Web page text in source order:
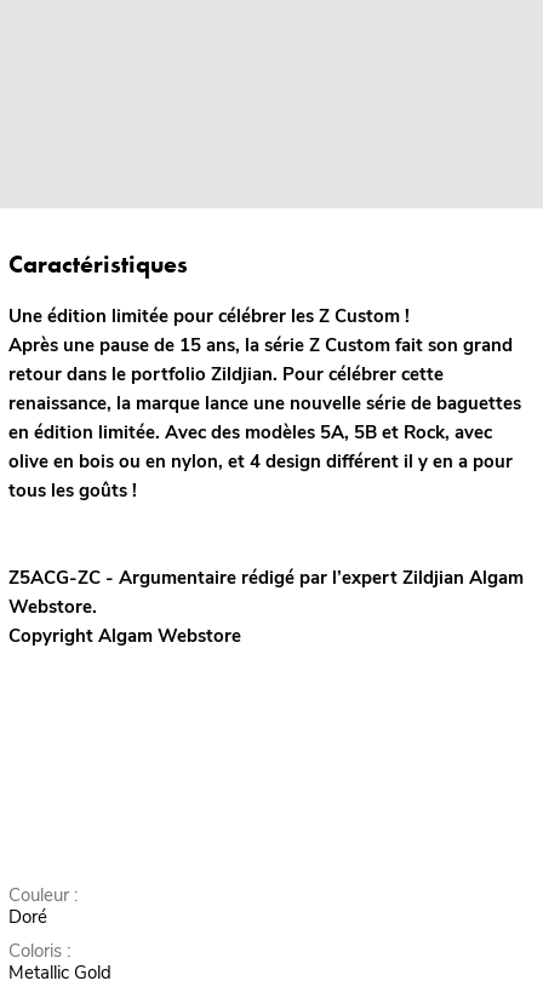
Caractéristiques
Une édition limitée pour célébrer les Z Custom !
Après une pause de 15 ans, la série Z Custom fait son grand
retour dans le portfolio Zildjian. Pour célébrer cette
renaissance, la marque lance une nouvelle série de baguettes
en édition limitée. Avec des modèles 5A, 5B et Rock, avec
olive en bois ou en nylon, et 4 design différent il y en a pour
tous les goûts !
Z5ACG-ZC - Argumentaire rédigé par l’expert Zildjian Algam
Webstore.
Copyright Algam Webstore
Couleur :
Doré
Coloris :
Metallic Gold